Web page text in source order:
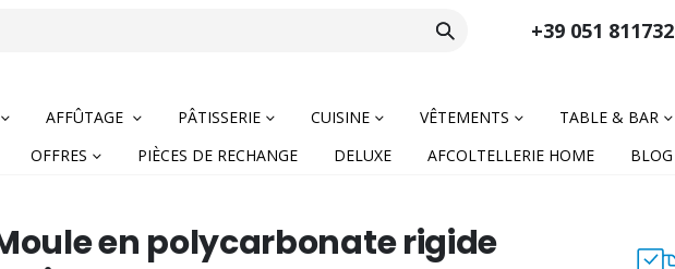
+39 051 811732
AFFÛTAGE PÂTISSERIE CUISINE VÊTEMENTS TABLE & BAR
OFFRES PIÈCES DE RECHANGE DELUXE AFCOLTELLERIE HOME BLOG
en polycarbonate rigide